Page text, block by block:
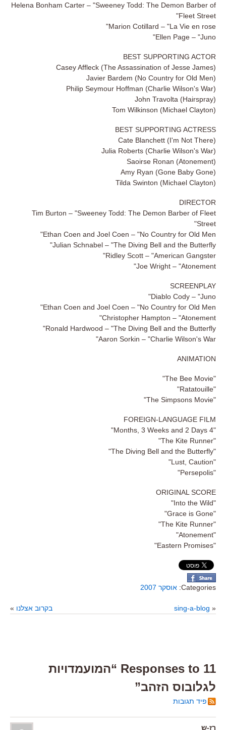
Helena Bonham Carter – "Sweeney Todd: The Demon Barber of
Fleet Street"
Marion Cotillard – "La Vie en rose"
Ellen Page – "Juno"
BEST SUPPORTING ACTOR
Casey Affleck (The Assassination of Jesse James)
Javier Bardem (No Country for Old Men)
Philip Seymour Hoffman (Charlie Wilson's War)
John Travolta (Hairspray)
Tom Wilkinson (Michael Clayton)
BEST SUPPORTING ACTRESS
Cate Blanchett (I'm Not There)
Julia Roberts (Charlie Wilson's War)
Saoirse Ronan (Atonement)
Amy Ryan (Gone Baby Gone)
Tilda Swinton (Michael Clayton)
DIRECTOR
Tim Burton – "Sweeney Todd: The Demon Barber of Fleet
Street"
Ethan Coen and Joel Coen – "No Country for Old Men"
Julian Schnabel – "The Diving Bell and the Butterfly"
Ridley Scott – "American Gangster"
Joe Wright – "Atonement"
SCREENPLAY
Diablo Cody – "Juno"
Ethan Coen and Joel Coen – "No Country for Old Men"
Christopher Hampton – "Atonement"
Ronald Hardwood – "The Diving Bell and the Butterfly"
Aaron Sorkin – "Charlie Wilson's War"
ANIMATION
"The Bee Movie"
"Ratatouille"
"The Simpsons Movie"
FOREIGN-LANGUAGE FILM
"4 Months, 3 Weeks and 2 Days"
"The Kite Runner"
"The Diving Bell and the Butterfly"
"Lust, Caution"
"Persepolis"
ORIGINAL SCORE
"Into the Wild"
"Grace is Gone"
"The Kite Runner"
"Atonement"
"Eastern Promises"
Categories: אוסקר 2007
«
sing-a-blog בקרוב אצלנו »
11 Responses to “המועמדויות
לגלובוס הזהב”
פיד תגובות
רז-ש